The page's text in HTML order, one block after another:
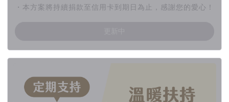
・本方案將持續捐款至信用卡到期日為止，感謝您的愛心！